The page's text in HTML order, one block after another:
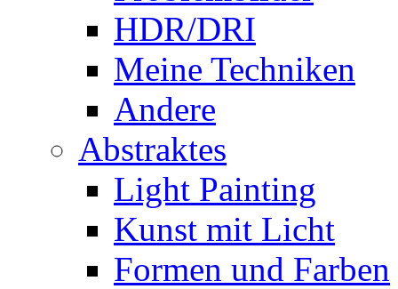
HDR/DRI
Meine Techniken
Andere
Abstraktes
Light Painting
Kunst mit Licht
Formen und Farben